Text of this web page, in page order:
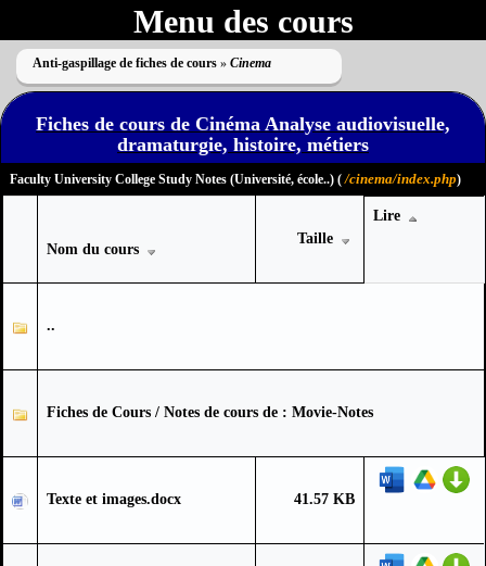
Menu des cours
Anti-gaspillage de fiches de cours » Cinema
Fiches de cours de Cinéma Analyse audiovisuelle,
dramaturgie, histoire, métiers
Faculty University College Study Notes (Université, école..) ( /cinema/index.php)
Nom du cours
Taille
Lire
..
Fiches de Cours / Notes de cours de : Movie-Notes
Texte et images.docx 41.57 KB